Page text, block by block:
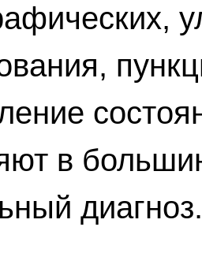
в
диагноз.